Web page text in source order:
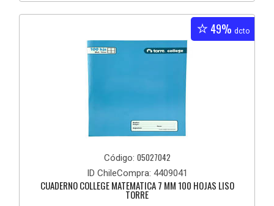
49% dcto
Código: 05027042
ID ChileCompra: 4409041
CUADERNO COLLEGE MATEMATICA 7 MM 100 HOJAS LISO
TORRE